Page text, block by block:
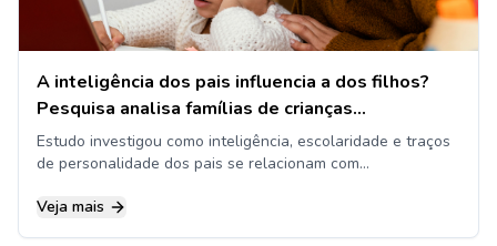
A inteligência dos pais influencia a dos filhos?
Pesquisa analisa famílias de crianças
superdotadas
Estudo investigou como inteligência, escolaridade e traços
de personalidade dos pais se relacionam com
Veja mais